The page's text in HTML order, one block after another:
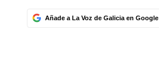
Añade a La Voz de Galicia en Google